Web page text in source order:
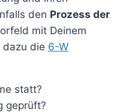
den Prozess der
mit Deinem
die 6-W
statt?
geprüft?